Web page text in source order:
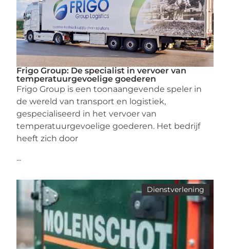
Frigo Group: De specialist in vervoer van
temperatuurgevoelige goederen
Frigo Group is een toonaangevende speler in
de wereld van transport en logistiek,
gespecialiseerd in het vervoer van
temperatuurgevoelige goederen. Het bedrijf
heeft zich door
...
Dienstverlening